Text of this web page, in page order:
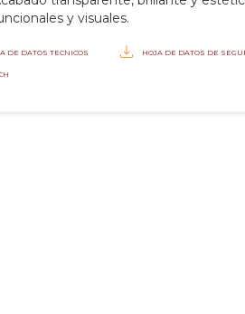
y visuales.
DE DATOS TECNICOS HOJA DE DATOS DE